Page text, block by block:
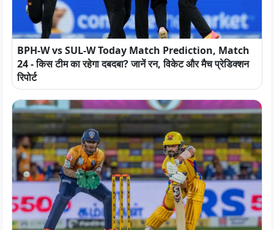
BPH-W vs SUL-W Today Match Prediction, Match
24 - किस टीम का रहेगा दबदबा? जानें रन, विकेट और मैच प्रेडिक्शन
रिपोर्ट